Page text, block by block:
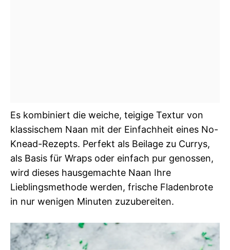
Es kombiniert die weiche, teigige Textur von
klassischem Naan mit der Einfachheit eines No-
Knead-Rezepts. Perfekt als Beilage zu Currys,
als Basis für Wraps oder einfach pur genossen,
wird dieses hausgemachte Naan Ihre
Lieblingsmethode werden, frische Fladenbrote
in nur wenigen Minuten zuzubereiten.